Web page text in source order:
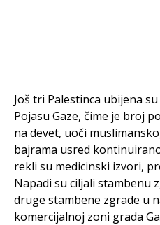
Još tri Palestinca ubijena
Pojasu Gaze, čime je broj
na devet, uoči
bajrama usred
rekli su medicinski izvori,
Napadi su ciljali stambenu
druge stambene zgrade u
komercijalnoj zoni grada